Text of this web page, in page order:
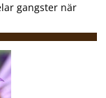
gangster när